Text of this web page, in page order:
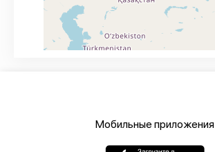
Мобильные приложения